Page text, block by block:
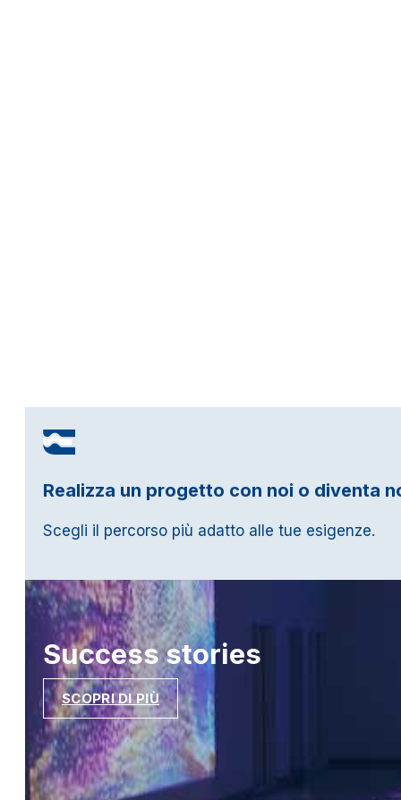
Realizza un progetto con noi o diventa
Scegli il percorso più adatto alle tue esigenze.
Successstories
SCOPRI DI PIÙ